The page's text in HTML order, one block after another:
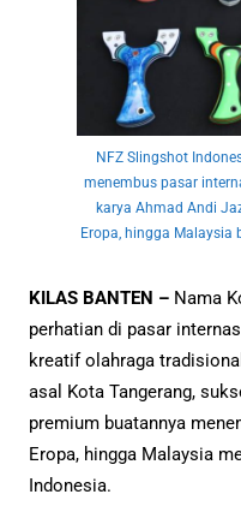
NFZ Slingshot
menembus pasar
karya Ahmad Andi
Eropa, hingga Malaysia
KILAS BANTEN – Nama
perhatian di pasar
kreatif olahraga
asal Kota Tangerang,
premium buatannya
Eropa, hingga Malaysia
Indonesia.